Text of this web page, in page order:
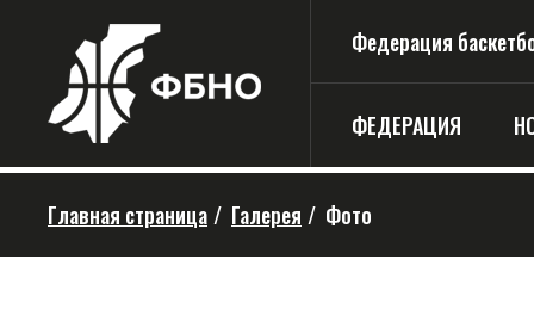
Федерация
ФЕДЕРАЦИЯ
Главная страница / Галерея / Фото